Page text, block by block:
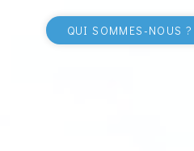
QUI SOMMES-NOUS ?